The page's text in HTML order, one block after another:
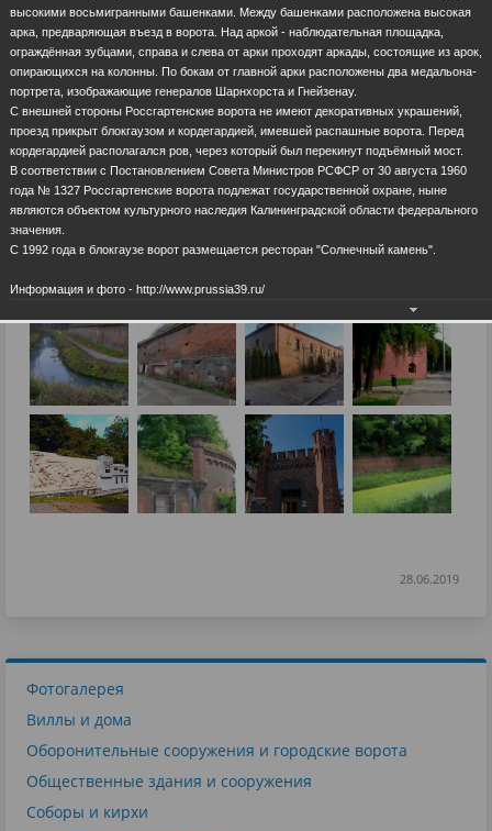
28.06.2019
Фотогалерея
Виллы и дома
Оборонительные сооружения и городские ворота
Общественные здания и сооружения
Соборы и кирхи
высокими восьмигранными башенками. Между башенками расположена высокая
арка, предваряющая въезд в ворота. Над аркой - наблюдательная площадка,
ограждённая зубцами, справа и слева от арки проходят аркады, состоящие из арок,
опирающихся на колонны. По бокам от главной арки расположены два медальона-
портрета, изображающие генералов Шарнхорста и Гнейзенау.
С внешней стороны Россгартенские ворота не имеют декоративных украшений,
проезд прикрыт блокгаузом и кордегардией, имевшей распашные ворота. Перед
кордегардией располагался ров, через который был перекинут подъёмный мост.
В соответствии с Постановлением Совета Министров РСФСР от 30 августа 1960
года № 1327 Россгартенские ворота подлежат государственной охране, ныне
являются объектом культурного наследия Калининградской области федерального
значения.
С 1992 года в блокгаузе ворот размещается ресторан "Солнечный камень".
Информация и фото - http://www.prussia39.ru/